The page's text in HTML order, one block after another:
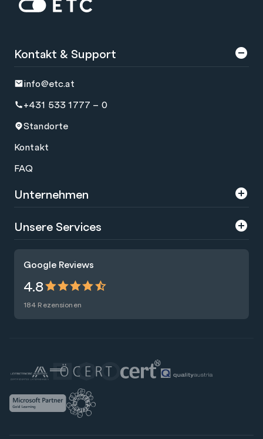
Startseite: ETC
Google Reviews
4.8
184 Rezensionen
Kontakt & Support
info@etc.at
+431 533 1777 – 0
Standorte
Kontakt
FAQ
Unternehmen
Über uns
Presse
Nachhaltigkeit
Blog
Unsere Services
Zertifizierungen
Raummiete